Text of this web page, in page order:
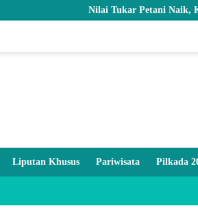
Nilai Tukar Petani Naik,
Liputan Khusus Pariwisata Pilkada